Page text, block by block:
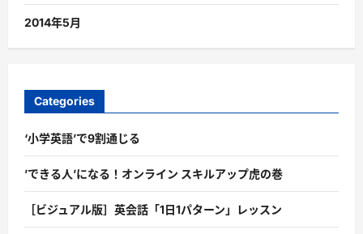
2014年5月
Categories
‘小学英語’で9割通じる
’できる人’になる！オンライン スキルアップ虎の巻
［ビジュアル版］英会話「1日1パターン」レッスン